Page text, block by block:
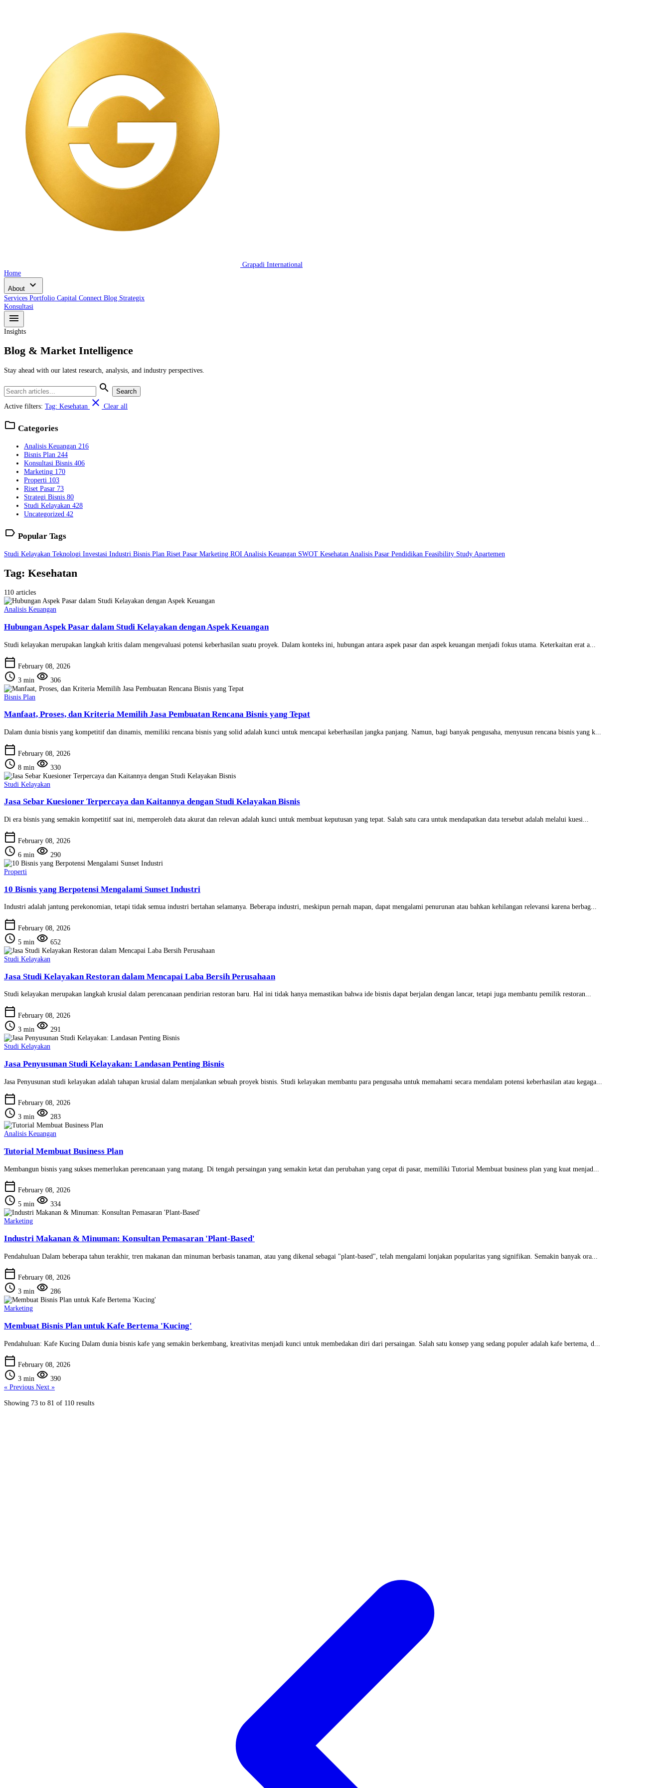
Grapadi International
Home
About expand_more
Services Portfolio Capital Connect Blog Strategix
Konsultasi
menu
Insights
Blog & Market Intelligence
Stay ahead with our latest research, analysis, and industry perspectives.
search Search
Active filters: Tag: Kesehatan close Clear all
folder Categories
Analisis Keuangan 216
Bisnis Plan 244
Konsultasi Bisnis 406
Marketing 170
Properti 103
Riset Pasar 73
Strategi Bisnis 80
Studi Kelayakan 428
Uncategorized 42
label Popular Tags
Studi Kelayakan Teknologi Investasi Industri Bisnis Plan Riset Pasar Marketing ROI Analisis Keuangan SWOT Kesehatan Analisis Pasar Pendidikan Feasibility Study Apartemen
Tag: Kesehatan
110 articles
Analisis Keuangan
Hubungan Aspek Pasar dalam Studi Kelayakan dengan Aspek Keuangan
Studi kelayakan merupakan langkah kritis dalam mengevaluasi potensi keberhasilan suatu proyek. Dalam konteks ini, hubungan antara aspek pasar dan aspek keuangan menjadi fokus utama. Keterkaitan erat a...
calendar_today February 08, 2026
schedule 3 min visibility 306
Bisnis Plan
Manfaat, Proses, dan Kriteria Memilih Jasa Pembuatan Rencana Bisnis yang Tepat
Dalam dunia bisnis yang kompetitif dan dinamis, memiliki rencana bisnis yang solid adalah kunci untuk mencapai keberhasilan jangka panjang. Namun, bagi banyak pengusaha, menyusun rencana bisnis yang k...
calendar_today February 08, 2026
schedule 8 min visibility 330
Studi Kelayakan
Jasa Sebar Kuesioner Terpercaya dan Kaitannya dengan Studi Kelayakan Bisnis
Di era bisnis yang semakin kompetitif saat ini, memperoleh data akurat dan relevan adalah kunci untuk membuat keputusan yang tepat. Salah satu cara untuk mendapatkan data tersebut adalah melalui kuesi...
calendar_today February 08, 2026
schedule 6 min visibility 290
Properti
10 Bisnis yang Berpotensi Mengalami Sunset Industri
Industri adalah jantung perekonomian, tetapi tidak semua industri bertahan selamanya. Beberapa industri, meskipun pernah mapan, dapat mengalami penurunan atau bahkan kehilangan relevansi karena berbag...
calendar_today February 08, 2026
schedule 5 min visibility 652
Studi Kelayakan
Jasa Studi Kelayakan Restoran dalam Mencapai Laba Bersih Perusahaan
Studi kelayakan merupakan langkah krusial dalam perencanaan pendirian restoran baru. Hal ini tidak hanya memastikan bahwa ide bisnis dapat berjalan dengan lancar, tetapi juga membantu pemilik restoran...
calendar_today February 08, 2026
schedule 3 min visibility 291
Studi Kelayakan
Jasa Penyusunan Studi Kelayakan: Landasan Penting Bisnis
Jasa Penyusunan studi kelayakan adalah tahapan krusial dalam menjalankan sebuah proyek bisnis. Studi kelayakan membantu para pengusaha untuk memahami secara mendalam potensi keberhasilan atau kegaga...
calendar_today February 08, 2026
schedule 3 min visibility 283
Analisis Keuangan
Tutorial Membuat Business Plan
Membangun bisnis yang sukses memerlukan perencanaan yang matang. Di tengah persaingan yang semakin ketat dan perubahan yang cepat di pasar, memiliki Tutorial Membuat business plan yang kuat menjad...
calendar_today February 08, 2026
schedule 5 min visibility 334
Marketing
Industri Makanan & Minuman: Konsultan Pemasaran 'Plant-Based'
Pendahuluan Dalam beberapa tahun terakhir, tren makanan dan minuman berbasis tanaman, atau yang dikenal sebagai "plant-based", telah mengalami lonjakan popularitas yang signifikan. Semakin banyak ora...
calendar_today February 08, 2026
schedule 3 min visibility 286
Marketing
Membuat Bisnis Plan untuk Kafe Bertema 'Kucing'
Pendahuluan: Kafe Kucing Dalam dunia bisnis kafe yang semakin berkembang, kreativitas menjadi kunci untuk membedakan diri dari persaingan. Salah satu konsep yang sedang populer adalah kafe bertema, d...
calendar_today February 08, 2026
schedule 3 min visibility 390
« Previous Next »
Showing 73 to 81 of 110 results